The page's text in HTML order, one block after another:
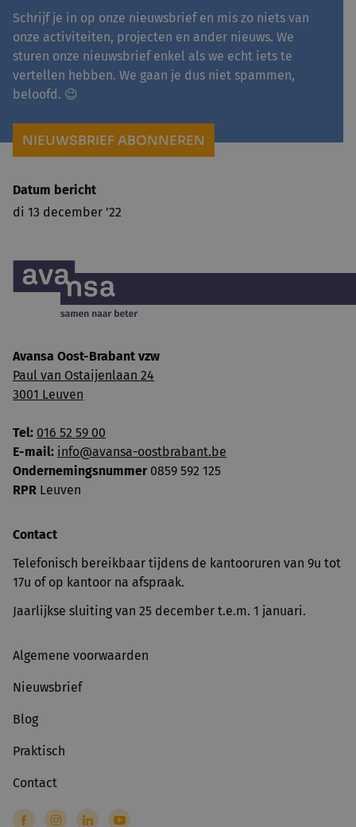
Schrijf je in op onze nieuwsbrief en mis zo niets van
onze activiteiten, projecten en ander nieuws. We
sturen onze nieuwsbrief enkel als we echt iets te
vertellen hebben. We gaan je dus niet spammen,
beloofd. 😉
NIEUWSBRIEF ABONNEREN
Datum bericht
di 13 december '22
Avansa Oost-Brabant vzw
Paul van Ostaijenlaan 24
3001 Leuven
Tel: 016 52 59 00
E-mail: info@avansa-oostbrabant.be
Ondernemingsnummer0859 592 125
RPR Leuven
Contact
Telefonisch bereikbaar tijdens de kantooruren van 9u tot
17u of op kantoor na afspraak.
Jaarlijkse sluiting van 25 december t.e.m. 1 januari.
Algemene voorwaarden
Nieuwsbrief
Blog
Praktisch
Contact